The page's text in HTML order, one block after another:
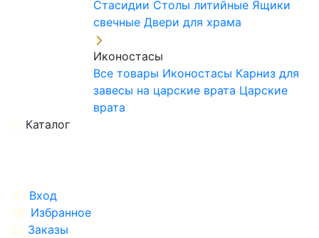
Стасидии Столы литийные Ящики
свечные Двери для храма
Иконостасы
Все товары Иконостасы Карниз для
завесы на царские врата Царские
врата
Каталог
Вход
Избранное
Заказы